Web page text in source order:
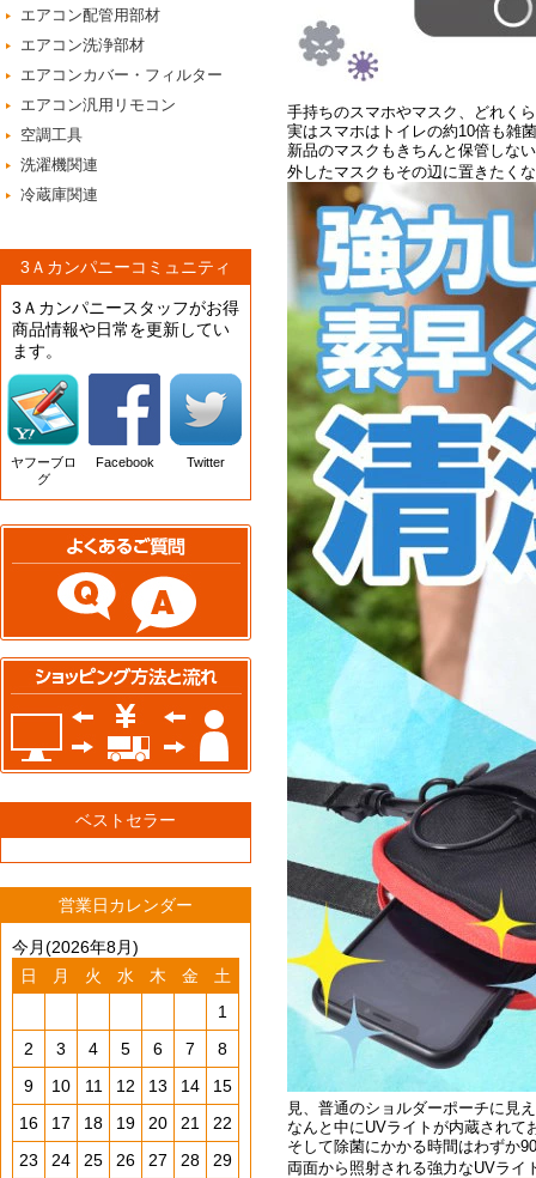
エアコン配管用部材
エアコン洗浄部材
エアコンカバー・フィルター
エアコン汎用リモコン
空調工具
洗濯機関連
冷蔵庫関連
3Ａカンパニーコミュニティ
3Ａカンパニースタッフがお得
商品情報や日常を更新してい
ます。
ヤフーブロ
グ
Facebook Twitter
ベストセラー
営業日カレンダー
今月(2026年8月)
日
月 火 水 木 金
土
1
2
3 4 5 6 7
8
9
10 11 12 13 14
15
16
17 18 19 20 21
22
23
24 25 26 27 28
29
手持ちのスマホやマスク、どれく
実はスマホはトイレの約10倍も雑
新品のマスクもきちんと保管しな
外したマスクもその辺に置きたく
見、普通のショルダーポーチに見
なんと中にUVライトが内蔵されて
そして除菌にかかる時間はわずか
両面から照射される強力なUVライ